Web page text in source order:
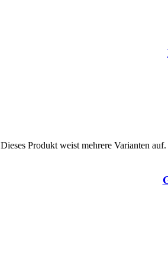
Dieses Produkt weist mehrere Varianten